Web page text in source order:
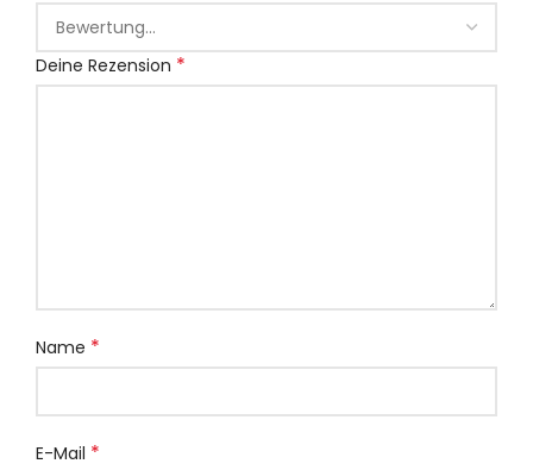
Deine Rezension *
Name *
E-Mail *